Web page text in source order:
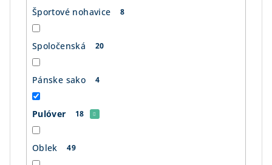
Športové nohavice 8
Spoločenská 20
Pánske sako 4
Pulóver 18
Oblek 49